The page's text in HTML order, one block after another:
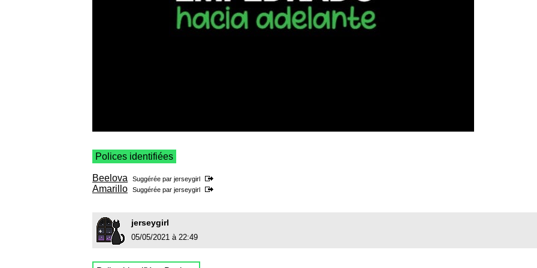
Polices identifiées
Beelova Suggérée par jerseygirl
Amarillo Suggérée par jerseygirl
jerseygirl
05/05/2021 à 22:49